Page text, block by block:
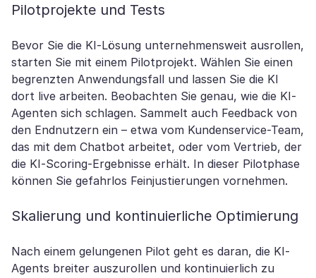
Pilotprojekte und Tests
Bevor Sie die KI-Lösung unternehmensweit ausrollen,
starten Sie mit einem Pilotprojekt. Wählen Sie einen
begrenzten Anwendungsfall und lassen Sie die KI
dort live arbeiten. Beobachten Sie genau, wie die KI-
Agenten sich schlagen. Sammelt auch Feedback von
den Endnutzern ein – etwa vom Kundenservice-Team,
das mit dem Chatbot arbeitet, oder vom Vertrieb, der
die KI-Scoring-Ergebnisse erhält. In dieser Pilotphase
können Sie gefahrlos Feinjustierungen vornehmen.
Skalierung und kontinuierliche Optimierung
Nach einem gelungenen Pilot geht es daran, die KI-
Agents breiter auszurollen und kontinuierlich zu